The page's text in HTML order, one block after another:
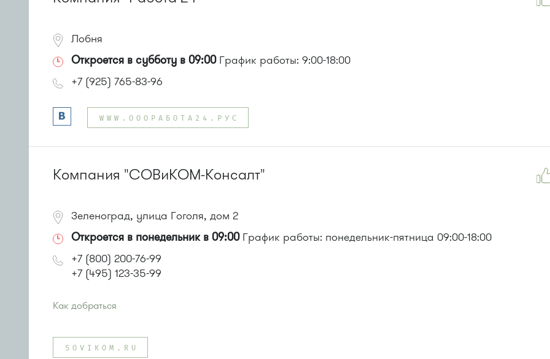
Лобня
Откроется в субботу в 09:00График работы: 9:00-18:00
+7 (925) 765-83-96
WWW.ОООРАБОТА24.РУС
Компания "СОВиКОМ-Консалт"
Зеленоград, улица Гоголя, дом 2
Откроется в понедельник в 09:00График работы: понедельник-пятница 09:00-18:00
+7 (800) 200-76-99
+7 (495) 123-35-99
Как добраться
Автобус № 11, 29.
Маршрутка № 721м
SOVIKOM.RU